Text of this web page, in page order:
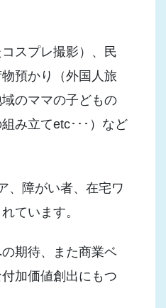
スプレ撮影）、民
預かり（外国人旅
のママの子どもの
み立てetc･･･）など
、障がい者、在宅ワ
ています。
期待、また商業ベ
加価値創出にもつ